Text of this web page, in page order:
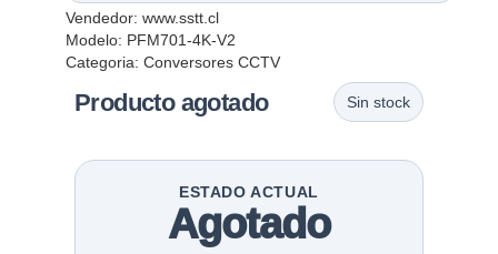
Vendedor: www.sstt.cl
Modelo: PFM701-4K-V2
Categoria: Conversores CCTV
Producto agotado Sin stock
ESTADO ACTUAL
Agotado